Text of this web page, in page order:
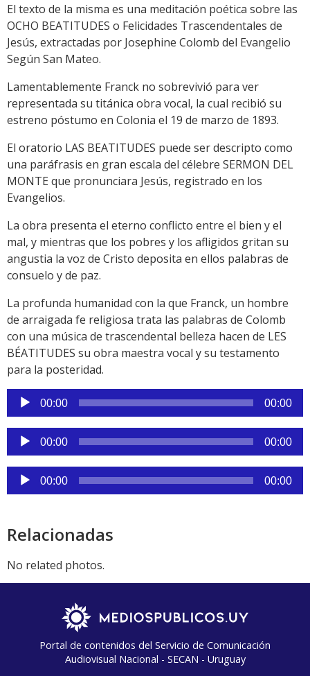
El texto de la misma es una meditación poética sobre las
OCHO BEATITUDES o Felicidades Trascendentales de
Jesús, extractadas por Josephine Colomb del Evangelio
Según San Mateo.
Lamentablemente Franck no sobrevivió para ver
representada su titánica obra vocal, la cual recibió su
estreno póstumo en Colonia el 19 de marzo de 1893.
El oratorio LAS BEATITUDES puede ser descripto como
una paráfrasis en gran escala del célebre SERMON DEL
MONTE que pronunciara Jesús, registrado en los
Evangelios.
La obra presenta el eterno conflicto entre el bien y el
mal, y mientras que los pobres y los afligidos gritan su
angustia la voz de Cristo deposita en ellos palabras de
consuelo y de paz.
La profunda humanidad con la que Franck, un hombre
de arraigada fe religiosa trata las palabras de Colomb
con una música de trascendental belleza hacen de LES
BÉATITUDES su obra maestra vocal y su testamento
para la posteridad.
Reproductor
de
audio
00:00 00:00
Reproductor
de
audio
00:00 00:00
Reproductor
de
00:00 00:00
Relacionadas
No related photos.
Portal de contenidos del Servicio de Comunicación
Audiovisual Nacional - SECAN - Uruguay